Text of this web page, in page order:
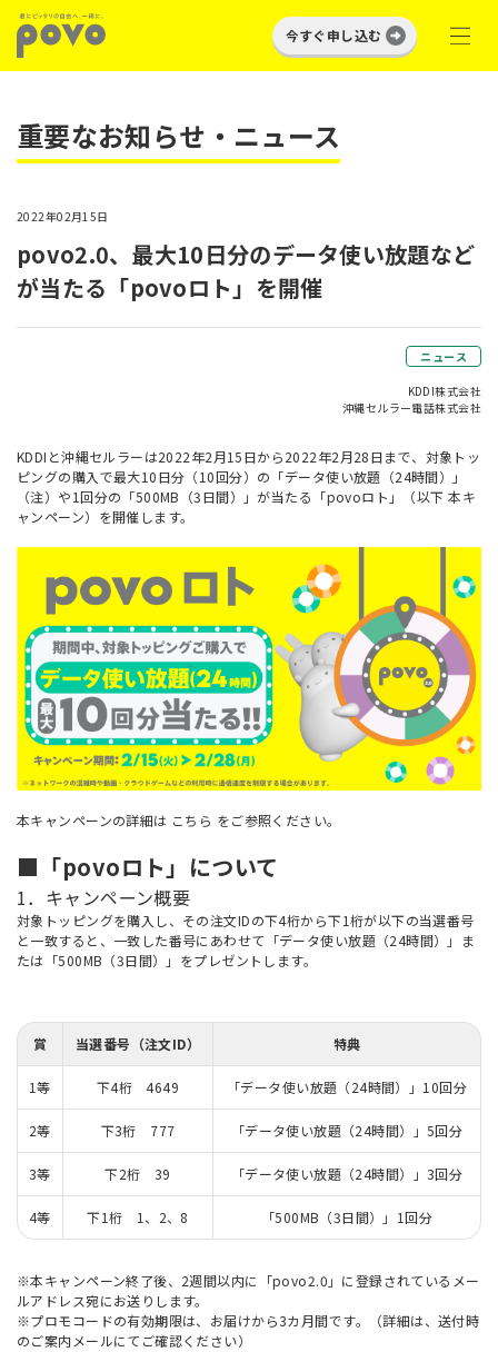
今すぐ申し込む
重要なお知らせ・ニュース
2022年02月15日
povo2.0、最大10日分のデータ使い放題など
が当たる「povoロト」を開催
ニュース
KDDI株式会社
沖縄セルラー電話株式会社
KDDIと沖縄セルラーは2022年2月15日から2022年2月28日まで、対象トッ
ピングの購入で最大10日分（10回分）の「データ使い放題（24時間）」
（注）や1回分の「500MB（3日間）」が当たる「povoロト」（以下 本キ
ャンペーン）を開催します。
本キャンペーンの詳細は こちら をご参照ください。
■「povoロト」について
1．キャンペーン概要
対象トッピングを購入し、その注文IDの下4桁から下1桁が以下の当選番号
と一致すると、一致した番号にあわせて「データ使い放題（24時間）」ま
たは「500MB（3日間）」をプレゼントします。
賞 当選番号（注文ID） 特典
1等 下4桁 4649 「データ使い放題（24時間）」10回分
2等 下3桁 777 「データ使い放題（24時間）」5回分
3等 下2桁 39 「データ使い放題（24時間）」3回分
4等 下1桁 1、2、8 「500MB（3日間）」1回分
※本キャンペーン終了後、2週間以内に「povo2.0」に登録されているメー
ルアドレス宛にお送りします。
※プロモコードの有効期限は、お届けから3カ月間です。（詳細は、送付時
のご案内メールにてご確認ください）